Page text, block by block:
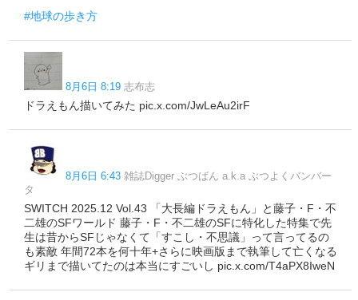
#地球の歩き方
8月6日 8:19 志布志
ドラえもん描いてみた pic.x.com/JwLeAu2irF
8月6日 6:43 雑誌Digger ぶつばん a.k.a ぶつよくバンバー
タ
SWITCH 2025.12 Vol.43 「大長編ドラえもん」と藤子・F・不
二雄のSFワールド 藤子・F・不二雄のSFに特化した特集で先
生は昔からSFじゃなくて「すこし・不思議」って言ってるの
も素敵 年間72本を何十年+さらに映画版まで執筆して亡くなる
ギリまで描いてたのは本当にすごいし pic.x.com/T4aPX8IweN